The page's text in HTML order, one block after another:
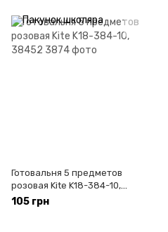
Готовальня 5 предметов
розовая Kite K18-384-10,
38452
105 грн